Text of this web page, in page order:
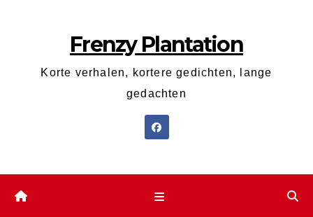
Frenzy Plantation
Korte verhalen, kortere gedichten, lange
gedachten